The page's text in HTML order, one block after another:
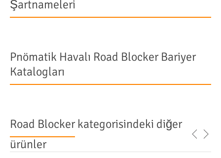
Şartnameleri
Pnömatik Havalı Road Blocker Bariyer
Katalogları
Road Blockerkategorisindeki diğer
ürünler